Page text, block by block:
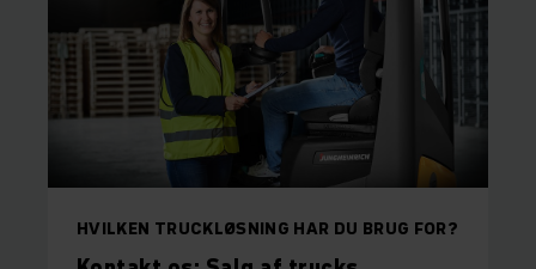
HVILKEN TRUCKLØSNING HAR DU BRUG FOR?